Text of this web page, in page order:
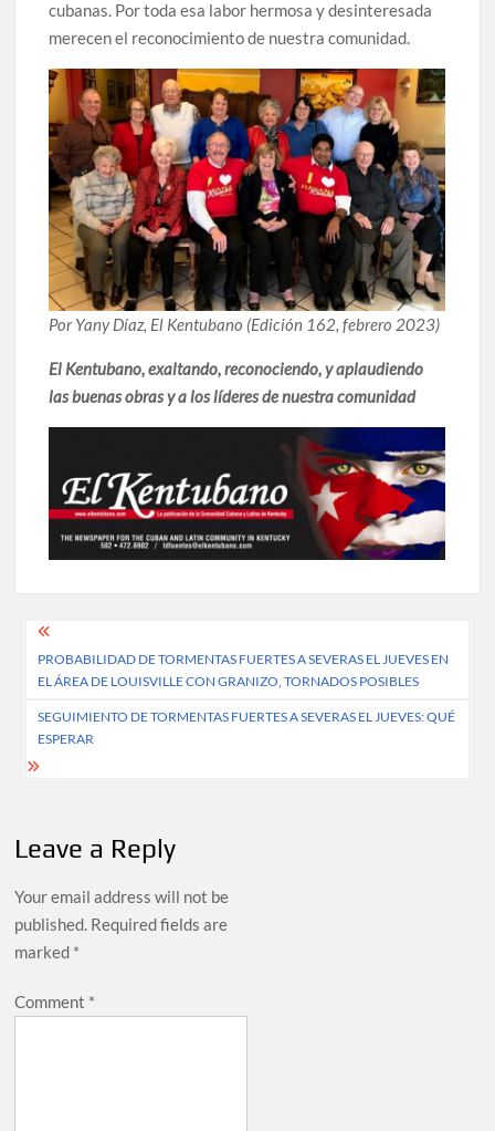
cubanas. Por toda esa labor hermosa y desinteresada
merecen el reconocimiento de nuestra comunidad.
Por Yany Díaz, El Kentubano (Edición 162, febrero 2023)
El Kentubano, exaltando, reconociendo, y aplaudiendo
las buenas obras y a los líderes de nuestra comunidad
Post
navigation
PROBABILIDAD DE TORMENTAS FUERTES A SEVERAS EL JUEVES EN
EL ÁREA DE LOUISVILLE CON GRANIZO, TORNADOS POSIBLES
SEGUIMIENTO DE TORMENTAS FUERTES A SEVERAS EL JUEVES: QUÉ
ESPERAR
Leave a Reply
Your email address will not be
published. Required fields are
marked *
Comment *